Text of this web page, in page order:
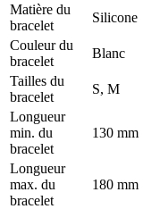
Matière du
bracelet
Silicone
Couleur du
bracelet
Blanc
Tailles du
bracelet
S, M
Longueur
min. du
bracelet
130 mm
Longueur
max. du
bracelet
180 mm